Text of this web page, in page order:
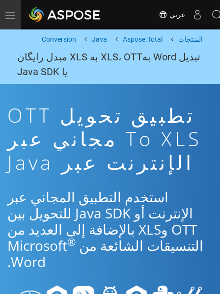
Toggle navigation عربي
المنتجات Aspose.Total
Java
Conversion
تبدیل Word بهXLS، OTT به XLS مبدل رایگان
یا Java SDK
تطبيق تحويل OTT
To XLS مجاني عبر
الإنترنت عبر Java
استخدم التطبيق المجاني عبر
الإنترنت أو Java SDK للتحويل بين
OTT وXLS بالإضافة إلى العديد من
التنسيقات الشائعة من Microsoft ®
Word.